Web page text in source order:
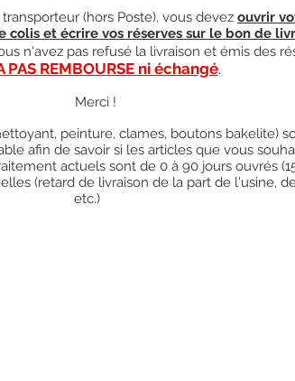
(hors Poste), vous devez ouvrir
colis et écrire vos réserves sur le bon de
n'avez pas refusé la livraison et émis des
PAS REMBOURSE ni échangé.
Merci !
peinture, clames, boutons bakelite)
afin de savoir si les articles que vous
actuels sont de 0 à 90 jours ouvrés
(retard de livraison de la part de l'usine,
etc.)